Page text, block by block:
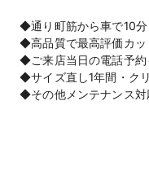
◆通り町筋から車で10
◆高品質で最高評価カッ
◆ご来店当日の電話予約
◆サイズ直し1年間・ク
◆その他メンテナンス対